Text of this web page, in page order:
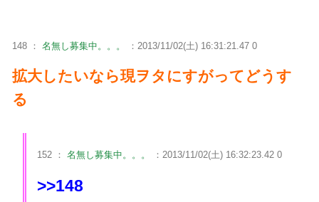
148 ： 名無し募集中。。。 ：2013/11/02(土) 16:31:21.47 0
拡大したいなら現ヲタにすがってどうす
る
152 ： 名無し募集中。。。 ：2013/11/02(土) 16:32:23.42 0
>>148